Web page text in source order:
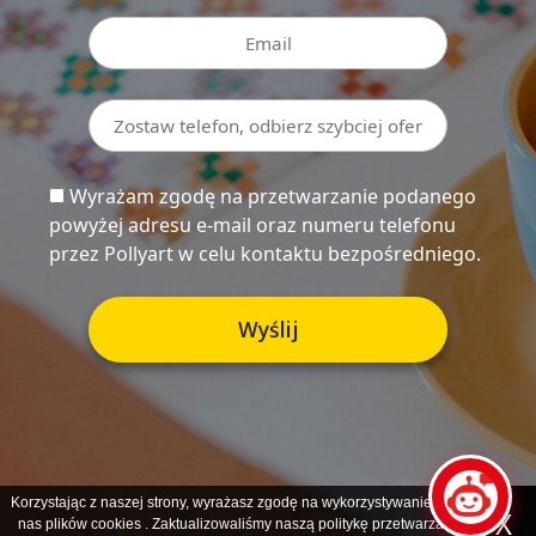
Wyrażam zgodę na przetwarzanie podanego
powyżej adresu e-mail oraz numeru telefonu
przez Pollyart w celu kontaktu bezpośredniego.
Korzystając z naszej strony, wyrażasz zgodę na wykorzystywanie przez
nas plików cookies . Zaktualizowaliśmy naszą politykę przetwarzania X